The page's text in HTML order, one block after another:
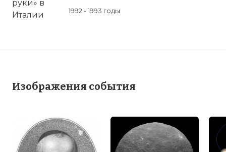
1992 - 1993 годы
Изображения события